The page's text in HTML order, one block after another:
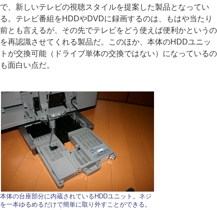
で、新しいテレビの視聴スタイルを提案した製品となってい
る。テレビ番組をHDDやDVDに録画するのは、もはや当たり
前とも言えるが、その先でテレビをどう使えば便利かというの
を再認識させてくれる製品だ。このほか、本体のHDDユニッ
トが交換可能（ドライブ単体の交換ではない）になっているの
も面白い点だ。
本体の台座部分に内蔵されているHDDユニット。ネジ
を一本ゆるめるだけで簡単に取り外すことができる。